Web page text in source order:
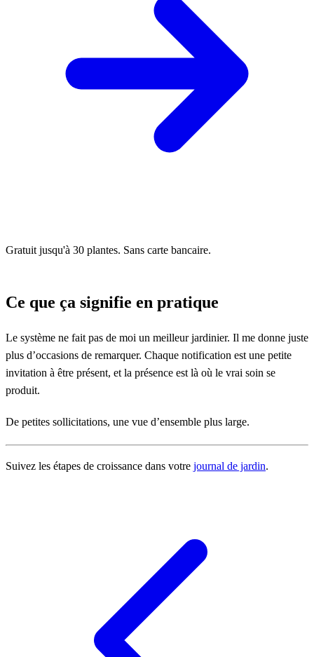
Gratuit jusqu'à 30 plantes. Sans carte bancaire.
Ce que ça signifie en pratique
Le système ne fait pas de moi un meilleur jardinier. Il me donne juste
plus d’occasions de remarquer. Chaque notification est une petite
invitation à être présent, et la présence est là où le vrai soin se
produit.
De petites sollicitations, une vue d’ensemble plus large.
Suivez les étapes de croissance dans votre journal de jardin.